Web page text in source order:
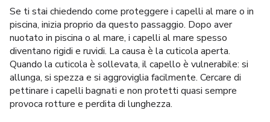
Se ti stai chiedendo come proteggere i capelli al mare o in
piscina, inizia proprio da questo passaggio. Dopo aver
nuotato in piscina o al mare, i capelli al mare spesso
diventano rigidi e ruvidi. La causa è la cuticola aperta.
Quando la cuticola è sollevata, il capello è vulnerabile: si
allunga, si spezza e si aggroviglia facilmente. Cercare di
pettinare i capelli bagnati e non protetti quasi sempre
provoca rotture e perdita di lunghezza.